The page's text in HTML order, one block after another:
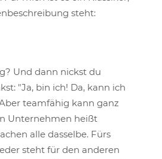
steht:
Und dann nickst du
"Ja, bin ich! Da, kann ich
teamfähig kann ganz
Unternehmen heißt
alle dasselbe. Fürs
steht für den anderen